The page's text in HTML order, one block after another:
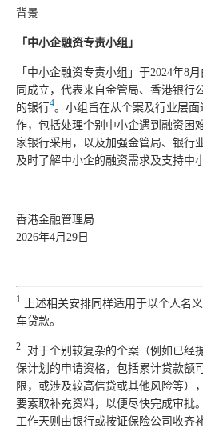
背景
「中小企融资专责小组」
「中小企融资专责小组」于2024年8
同成立，代表来自金管局、香港银行
的银行4。小组旨在从个案及行业层
作，包括处理个别中小企遇到融资困
家银行采用，以及加强金管局、银行
及时了解中小企的融资需求及支持中
香港金融管理局
2026年4月29日
1
上述相关安排同样适用于以个人名
车贷款。
2 对于个别较复杂的个案（例如已经
保计划的申请资格，包括累计贷款额
限，或涉及较高信贷或其他风险等）
要索取补充资料，以便尽快完成审批
工作天则由银行或按证保险公司收齐